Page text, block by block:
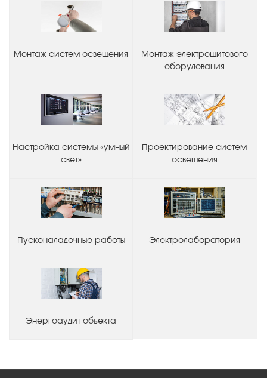
Монтаж систем освещения
Монтаж электрощитового
оборудования
Настройка системы «умный
свет»
Проектирование систем
освещения
Пусконаладочные работы Электролаборатория
Энергоаудит объекта